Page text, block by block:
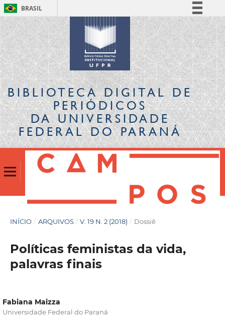
BRASIL
Simplifique!
Comunica BR
Participe
Acesso à informação
Legislação
Canais
BIBLIOTECA DIGITALDE
PERIÓDICOS
DA UNIVERSIDADE
FEDERAL DO PARANÁ
INÍCIO / ARQUIVOS / V. 19 N. 2 (2018) / Dossiê
Políticas feministas da vida,
palavras finais
Fabiana Maizza
Universidade Federal do Paraná